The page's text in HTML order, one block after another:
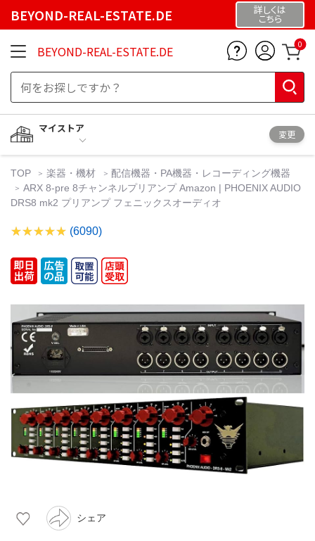
BEYOND-REAL-ESTATE.DE 詳しくは
こちら
BEYOND-REAL-ESTATE.DE 0
マイストア
変更
TOP 楽器・機材
配信機器・PA機器・レコーディング機器
ARX 8-pre 8チャンネルプリアンプ Amazon | PHOENIX AUDIO
DRS8 mk2 プリアンプ フェニックスオーディオ
(6090)
シェア